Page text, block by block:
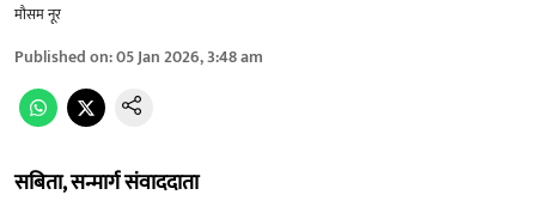
मौसम नूर
Published on:05 Jan 2026, 3:48 am
सबिता, सन्मार्ग संवाददाता